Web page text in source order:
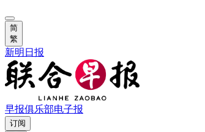
简
繁
新明日报
早报俱乐部电子报
订阅